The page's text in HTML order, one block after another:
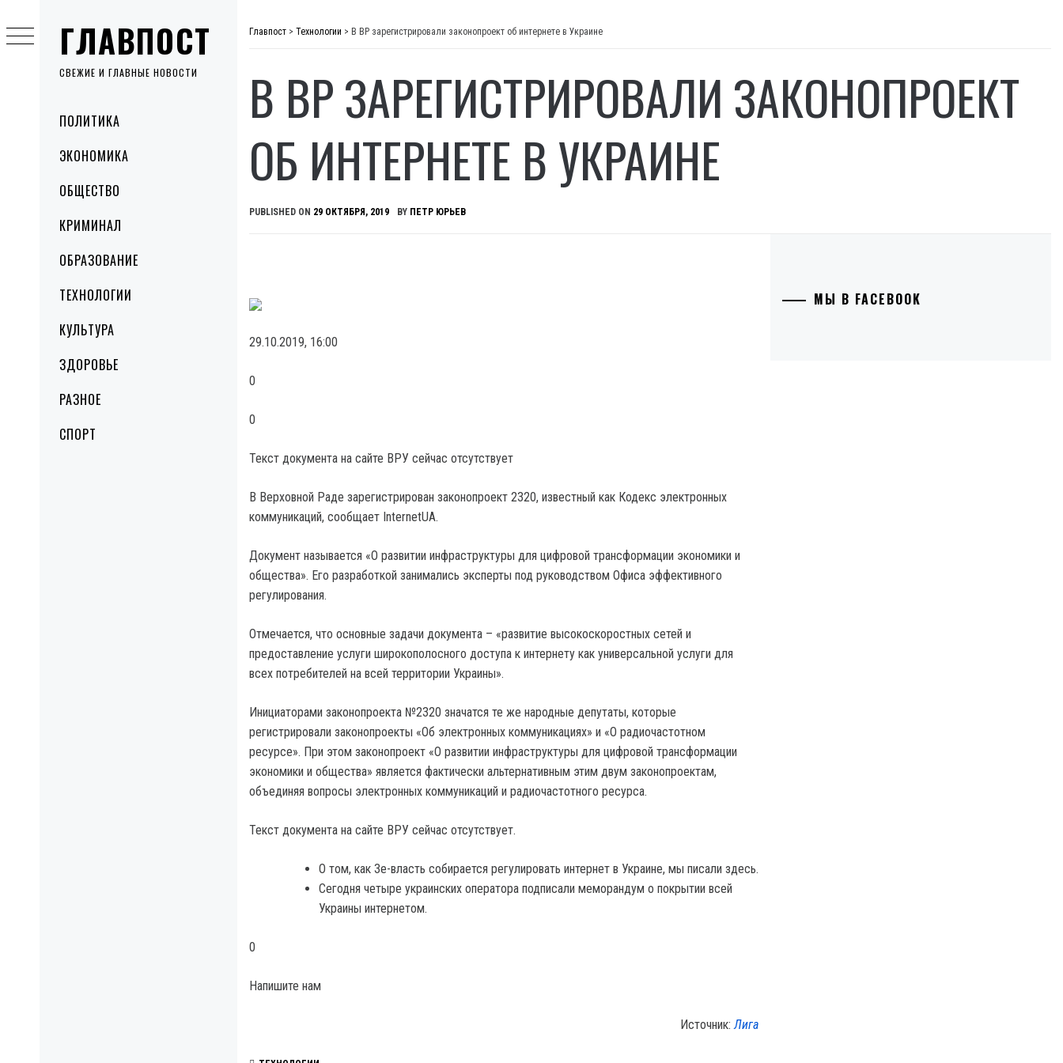
ГЛАВПОСТ
СВЕЖИЕ И ГЛАВНЫЕ НОВОСТИ
MenuПОЛИТИКА
ЭКОНОМИКА
ОБЩЕСТВО
КРИМИНАЛ
ОБРАЗОВАНИЕ
ТЕХНОЛОГИИ
КУЛЬТУРА
ЗДОРОВЬЕ
РАЗНОЕ
СПОРТ
to
content
Главпост > Технологии > В ВР зарегистрировали законопроект об интернете в Украине
В ВР ЗАРЕГИСТРИРОВАЛИ ЗАКОНОПРОЕКТ
ОБ ИНТЕРНЕТЕ В УКРАИНЕ
PUBLISHED ON 29 ОКТЯБРЯ, 2019 BY ПЕТР ЮРЬЕВ
29.10.2019, 16:00
0
0
Текст документа на сайте ВРУ сейчас отсутствует
В Верховной Раде зарегистрирован законопроект 2320, известный как Кодекс электронных
коммуникаций, сообщает InternetUA.
Документ называется «О развитии инфраструктуры для цифровой трансформации экономики и
общества». Его разработкой занимались эксперты под руководством Офиса эффективного
регулирования.
Отмечается, что основные задачи документа – «развитие высокоскоростных сетей и
предоставление услуги широкополосного доступа к интернету как универсальной услуги для
всех потребителей на всей территории Украины».
Инициаторами законопроекта №2320 значатся те же народные депутаты, которые
регистрировали законопроекты «Об электронных коммуникациях» и «О радиочастотном
ресурсе». При этом законопроект «О развитии инфраструктуры для цифровой трансформации
экономики и общества» является фактически альтернативным этим двум законопроектам,
объединяя вопросы электронных коммуникаций и радиочастотного ресурса.
Текст документа на сайте ВРУ сейчас отсутствует.
О том, как Зе-власть собирается регулировать интернет в Украине, мы писали здесь.
Сегодня четыре украинских оператора подписали меморандум о покрытии всей
Украины интернетом.
0
Напишите нам
Источник:Лига
МЫ В FACEBOOK